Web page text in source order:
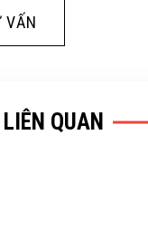
VẤN
QUAN